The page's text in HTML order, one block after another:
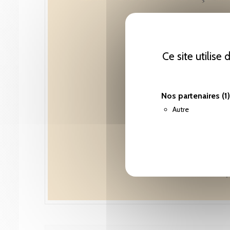
Ce site utilise
Nos partenaires (1)
Autre